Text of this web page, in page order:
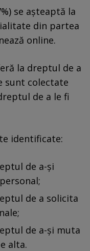
se așteaptă la
din partea
online.
la dreptul de a
sunt colectate
de a le fi
identificate:
de a-și
de a solicita
de a-și muta
alta.